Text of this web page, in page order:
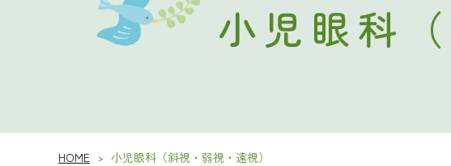
HOME 小児眼科（斜視・弱視・遠視）
小児眼科